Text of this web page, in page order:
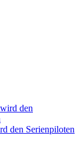
den Serienpiloten